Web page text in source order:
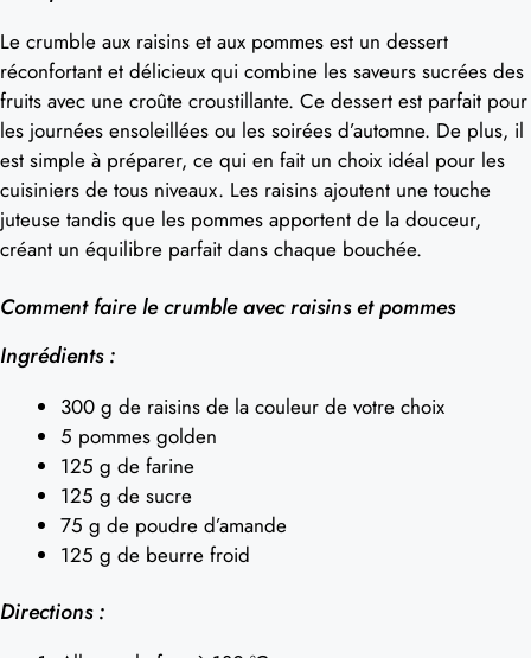
Le crumble aux raisins et aux pommes est un dessert
réconfortant et délicieux qui combine les saveurs sucrées des
fruits avec une croûte croustillante. Ce dessert est parfait pour
les journées ensoleillées ou les soirées d’automne. De plus, il
est simple à préparer, ce qui en fait un choix idéal pour les
cuisiniers de tous niveaux. Les raisins ajoutent une touche
juteuse tandis que les pommes apportent de la douceur,
créant un équilibre parfait dans chaque bouchée.
Comment faire le crumble avec raisins et pommes
Ingrédients :
300 g de raisins de la couleur de votre choix
5 pommes golden
125 g de farine
125 g de sucre
75 g de poudre d’amande
125 g de beurre froid
Directions :